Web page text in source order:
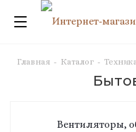
Главная - Каталог -
Вентиляторы,